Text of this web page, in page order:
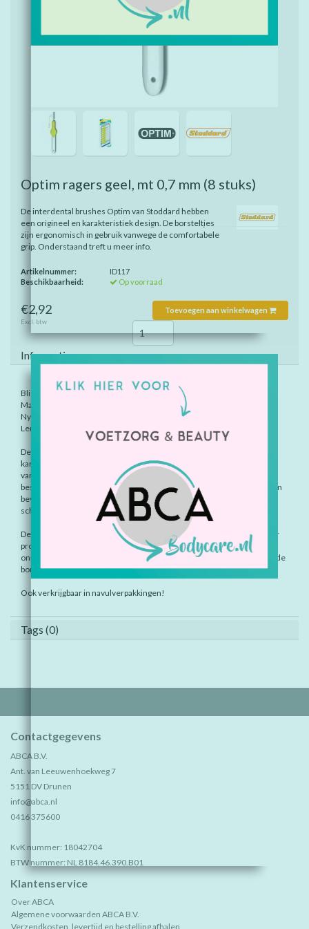
Optim ragers geel, mt 0,7 mm (8 stuks)
De interdental brushes Optim van Stoddard hebben
een origineel en karakteristiek design. De borsteltjes
zijn ergonomisch in gebruik vanwege de comfortabele
grip. Onderstaand treft u meer info.
Artikelnummer:
ID117
Beschikbaarheid:
Op voorraad
€2,92
Excl. btw
Toevoegen aan winkelwagen
Informatie
Blister verpakking: geel
Maat: 0,7 mm
Nylon doorsnede: 3,5
Lengte staal: 13,0
De interdental brushes van Stoddard hebben een origineel en
karakteristiek design. De borsteltjes zijn ergonomisch in gebruik
vanwege zijn comfortabele grip. Elk borsteltje heeft zijn eigen
beschermkapje dat tevens dienst kan doen als verlenging van de grip en
bevat een roestvrijstalen kern met plastic bedekt, om galvanische
schokjes te voorkomen.
De verbinding tussen de grip en het borsteltje is door een revolutionair
productieproces zo vervaardigd dat scheiding van beide delen
onmogelijk is. Door het gebruik van diverse kleuren zijn de maten van de
borsteltjes gemakkelijk te herkennen.
Ook verkrijgbaar in navulverpakkingen!
Tags (0)
Contactgegevens
ABCA B.V.
Ant. van Leeuwenhoekweg 7
5151 DV Drunen
info@abca.nl
0416 375600
KvK nummer: 18042704
BTW nummer: NL 8184.46.390.B01
Klantenservice
Over ABCA
Algemene voorwaarden ABCA B.V.
Verzendkosten, levertijd en bestelling afhalen